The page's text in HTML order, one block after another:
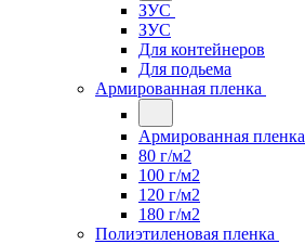
ЗУС
ЗУС
Для контейнеров
Для подьема
Армированная пленка
Армированная пленка
80 г/м2
100 г/м2
120 г/м2
180 г/м2
Полиэтиленовая пленка